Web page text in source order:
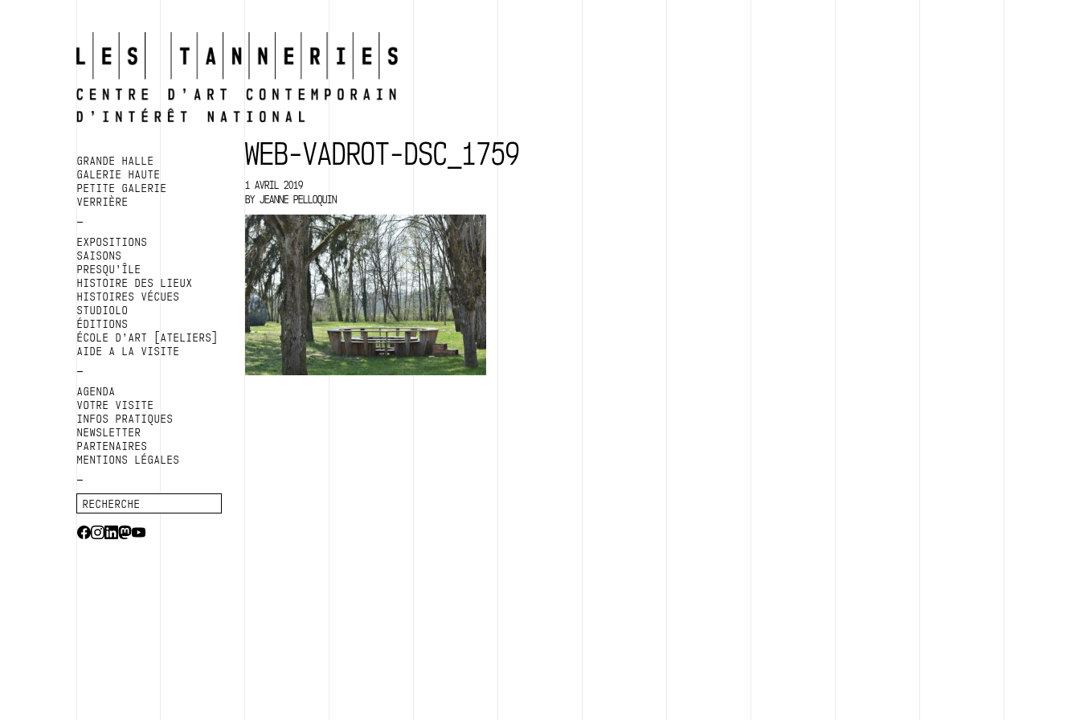
GRANDE HALLE
GALERIE HAUTE
PETITE GALERIE
VERRIÈRE
EXPOSITIONS
SAISONS
PRESQU’ÎLE
HISTOIRE DES LIEUX
HISTOIRES VÉCUES
STUDIOLO
ÉDITIONS
ÉCOLE D’ART [ATELIERS]
AIDE A LA VISITE
AGENDA
VOTRE VISITE
INFOS PRATIQUES
NEWSLETTER
PARTENAIRES
MENTIONS LÉGALES
WEB-VADROT-DSC_1759
1 AVRIL 2019
BY JEANNE PELLOQUIN